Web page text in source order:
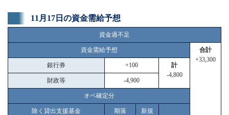
11月17日の資金需給予想
資金過不足
資金需給予想
合計
+33,300
銀行券 +100
計
-4,800
財政等 -4,900
オペ確定分
除く貸出支援基金 期落 新規